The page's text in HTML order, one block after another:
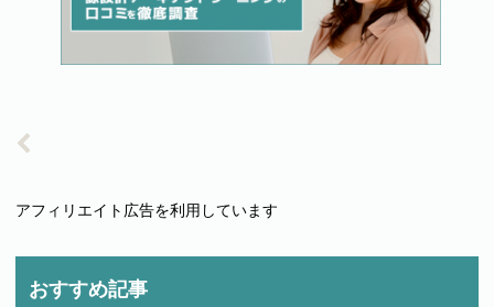
アフィリエイト広告を利用しています
おすすめ記事